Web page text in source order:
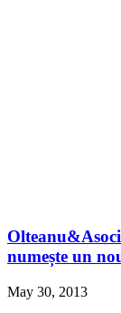
numește un
May 30, 2013